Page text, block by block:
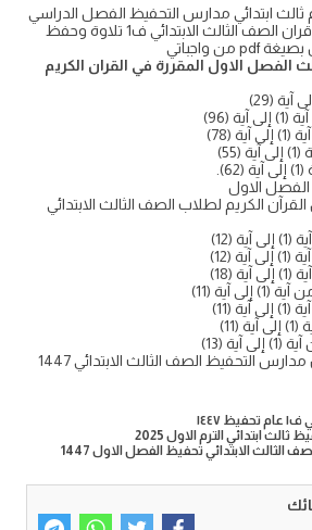
ثالث ابتدائي مدارس التحفيظ الفصل الدراسي
الاول خطة توزيع منهج قران الصف الثالث الابتدائي ف1 تلاوة وحفظ
الفصل الاول المقررة في القران الكريم
(96)
(78)
الفصل الاول
الكريم لطلاب الصف الثالث الابتدائي
(12)
(12)
(18)
آية (11)
(11)
(13)
خطة توزيع منهج القران مدارس التحفيظ الصف الثالث الابتدائي 1447
١٤٤٧
ابتدائي الترم الاول 2025
الثالث الابتدائي تحفيظ الفصل الاول 1447